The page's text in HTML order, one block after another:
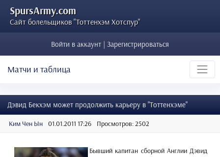
SpursArmy.com
Сайт болельщиков "Тоттенхэм Хотспур"
Войти в аккаунт | Зарегистрироваться
Матчи и таблица
Дэвид Бекхэм может продолжить карьеру в "Тоттенхэме"
Ким Чен Ын 01.01.2011 17:26 Просмотров: 2502
Бывший капитан сборной Англии Дэвид